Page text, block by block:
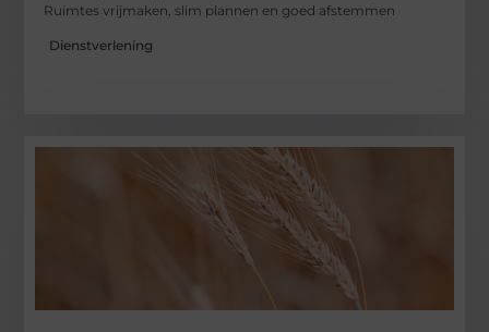
Ruimtes vrijmaken, slim plannen en goed afstemmen
Dienstverlening